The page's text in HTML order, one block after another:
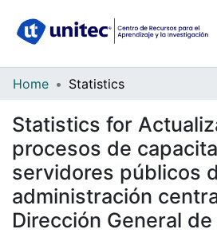
Communities
Collections
All of DSpace
Home Statistics
Statistics for
procesos de
servidores públicos
administración
Dirección General